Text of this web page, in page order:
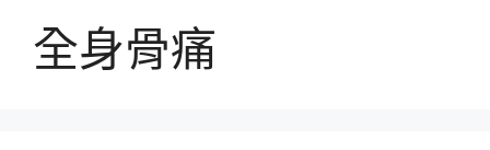
全身骨痛